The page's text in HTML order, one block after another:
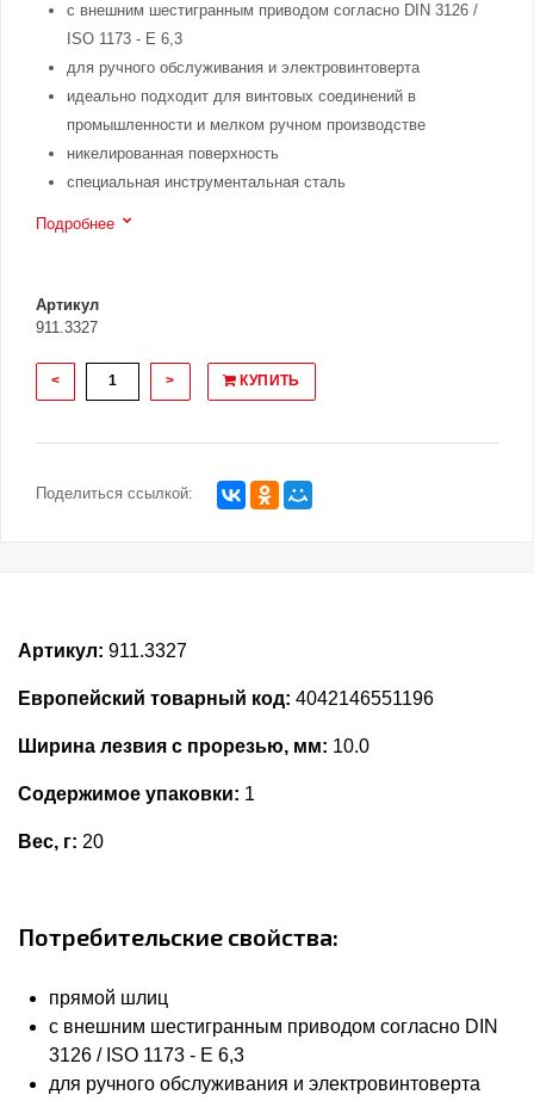
с внешним шестигранным приводом согласно DIN 3126 /
ISO 1173 - E 6,3
для ручного обслуживания и электровинтоверта
идеально подходит для винтовых соединений в
промышленности и мелком ручном производстве
никелированная поверхность
специальная инструментальная сталь
Подробнее
Артикул
911.3327
< > КУПИТЬ
Поделиться ссылкой:
Артикул: 911.3327
Европейский товарный код: 4042146551196
Ширина лезвия с прорезью, мм: 10.0
Содержимое упаковки: 1
Вес, г: 20
Потребительские свойства:
прямой шлиц
с внешним шестигранным приводом согласно DIN
3126 / ISO 1173 - E 6,3
для ручного обслуживания и электровинтоверта